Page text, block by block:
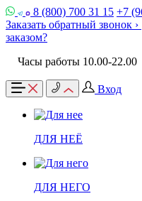
8 (800) 700 31 15 +7
Заказать обратный звонок ›
заказом?
Часы работы 10.00-22.00
Вход
ДЛЯ НЕЁ
ДЛЯ НЕГО